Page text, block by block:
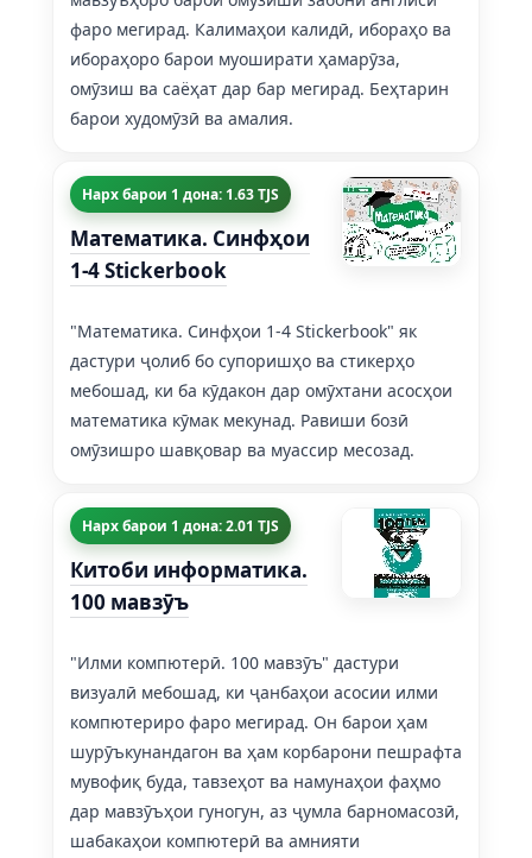
фаро мегирад. Калимаҳои калидӣ, ибораҳо ва
ибораҳоро барои муоширати ҳамарӯза,
омӯзиш ва саёҳат дар бар мегирад. Беҳтарин
барои худомӯзӣ ва амалия.
Нарх барои 1 дона: 1.63 TJS
Математика. Синфҳои
1-4 Stickerbook
"Математика. Синфҳои 1-4 Stickerbook" як
дастури ҷолиб бо супоришҳо ва стикерҳо
мебошад, ки ба кӯдакон дар омӯхтани асосҳои
математика кӯмак мекунад. Равиши бозӣ
омӯзишро шавқовар ва муассир месозад.
Нарх барои 1 дона: 2.01 TJS
Китоби информатика.
100 мавзӯъ
"Илми компютерӣ. 100 мавзӯъ" дастури
визуалӣ мебошад, ки ҷанбаҳои асосии илми
компютериро фаро мегирад. Он барои ҳам
шурӯъкунандагон ва ҳам корбарони пешрафта
мувофиқ буда, тавзеҳот ва намунаҳои фаҳмо
дар мавзӯъҳои гуногун, аз ҷумла барномасозӣ,
шабакаҳои компютерӣ ва амнияти